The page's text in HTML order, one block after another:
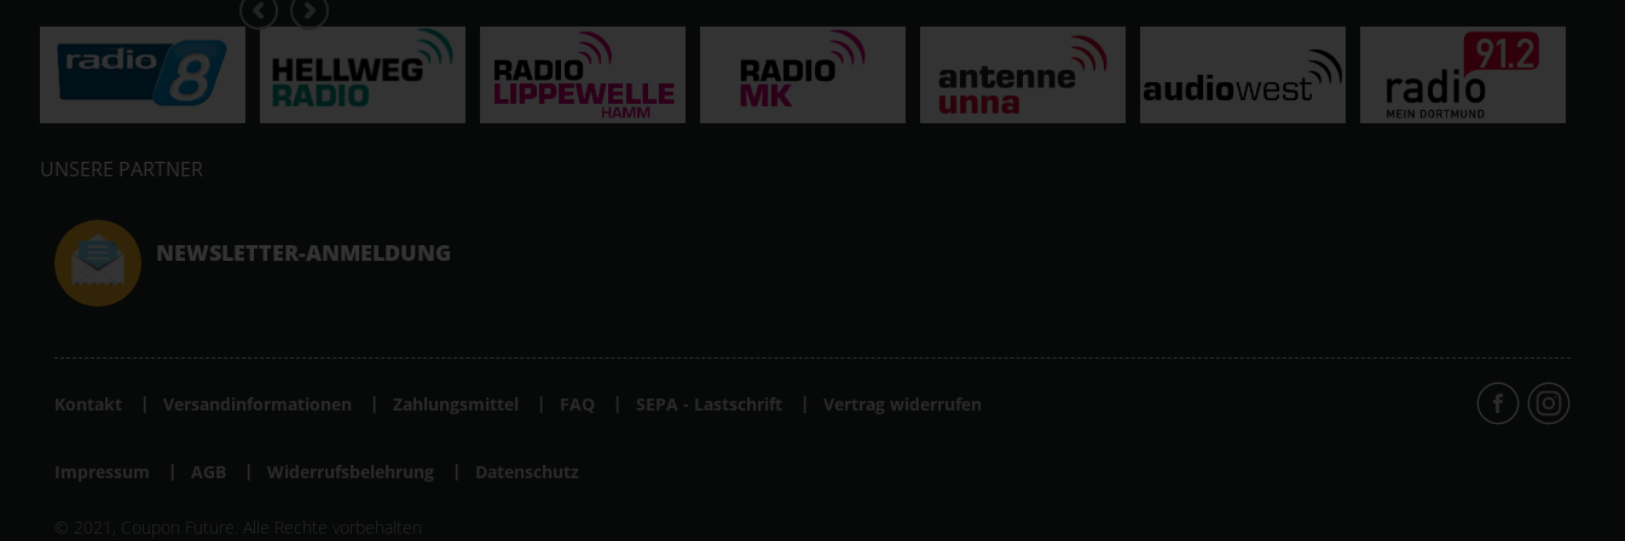
UNSERE PARTNER
NEWSLETTER-ANMELDUNG
Kontakt Versandinformationen Zahlungsmittel FAQ SEPA - Lastschrift Vertrag widerrufen
Impressum AGB Widerrufsbelehrung Datenschutz
© 2021, Coupon Future. Alle Rechte vorbehalten